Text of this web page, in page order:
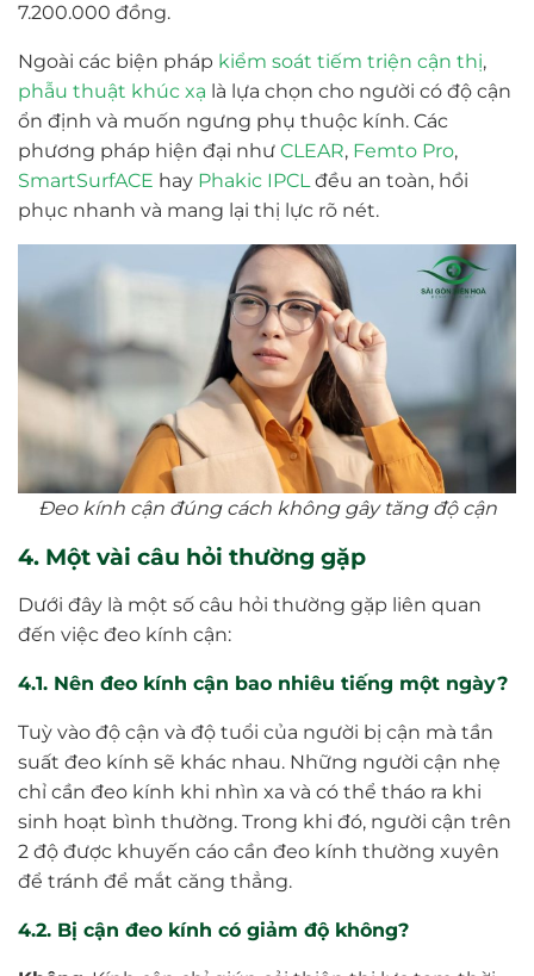
7.200.000 đồng.
Ngoài các biện pháp kiểm soát tiếm triện cận thị,
phẫu thuật khúc xạ là lựa chọn cho người có độ cận
ổn định và muốn ngưng phụ thuộc kính. Các
phương pháp hiện đại như CLEAR, Femto Pro,
SmartSurfACE hay Phakic IPCLđều an toàn, hồi
phục nhanh và mang lại thị lực rõ nét.
Đeo kính cận đúng cách không gây tăng độ cận
4. Một vài câu hỏi thường gặp
Dưới đây là một số câu hỏi thường gặp liên quan
đến việc đeo kính cận:
4.1. Nên đeo kính cận bao nhiêu tiếng một ngày?
Tuỳ vào độ cận và độ tuổi của người bị cận mà tần
suất đeo kính sẽ khác nhau. Những người cận nhẹ
chỉ cần đeo kính khi nhìn xa và có thể tháo ra khi
sinh hoạt bình thường. Trong khi đó, người cận trên
2 độ được khuyến cáo cần đeo kính thường xuyên
để tránh để mắt căng thẳng.
4.2. Bị cận đeo kính có giảm độ không?